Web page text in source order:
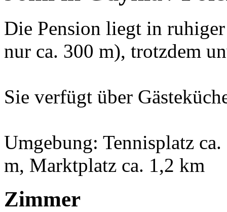
Die Pension liegt in
nur ca. 300 m), trotzdem
Sie verfügt über
Umgebung: Tennisplatz
m, Marktplatz ca. 1,2 km
Zimmer